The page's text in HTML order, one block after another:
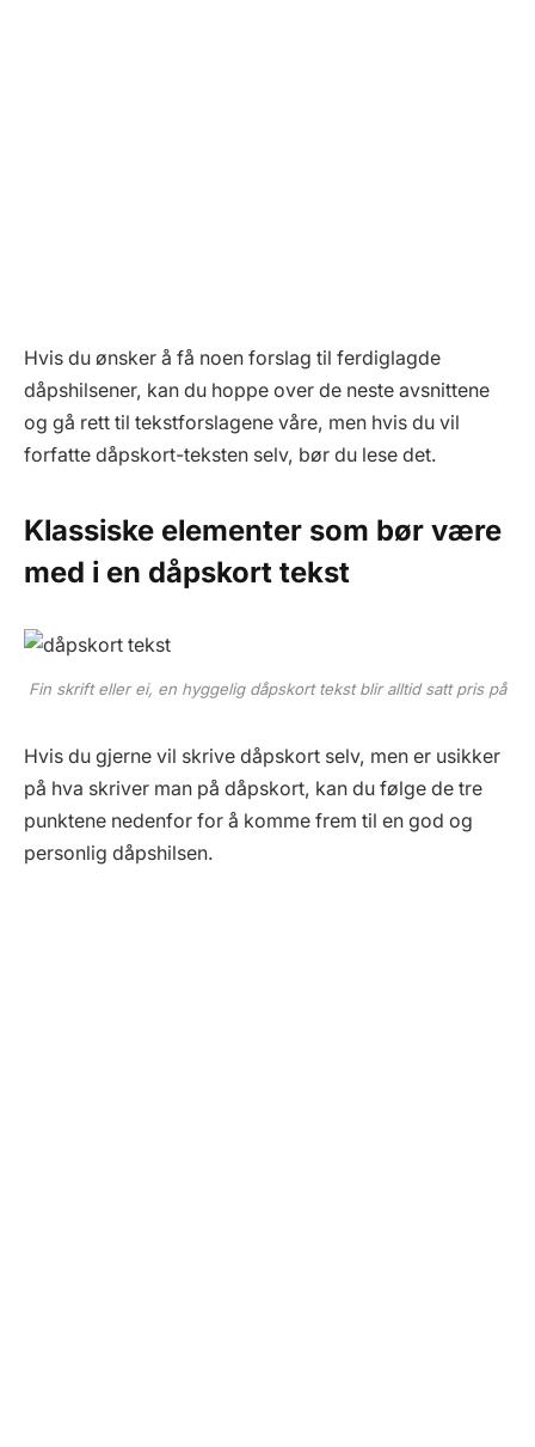
Hvis du ønsker å få noen forslag til ferdiglagde
dåpshilsener, kan du hoppe over de neste avsnittene
og gå rett til tekstforslagene våre, men hvis du vil
forfatte dåpskort-teksten selv, bør du lese det.
Klassiske elementer som bør være
med i en dåpskort tekst
Fin skrift eller ei, en hyggelig dåpskort tekst blir alltid satt pris på
Hvis du gjerne vil skrive dåpskort selv, men er usikker
på hva skriver man på dåpskort, kan du følge de tre
punktene nedenfor for å komme frem til en god og
personlig dåpshilsen.